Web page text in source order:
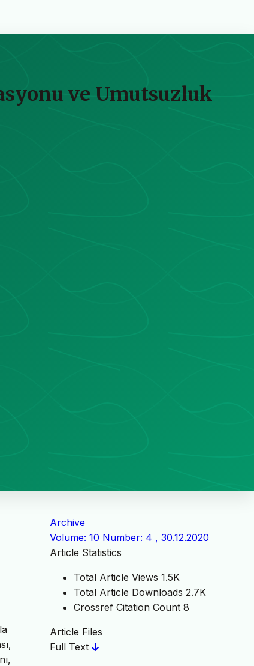
ve Umutsuzluk
Archive
Volume: 10 Number: 4 , 30.12.2020
Article Statistics
Total Article Views 1.5K
Total Article Downloads 2.7K
Crossref Citation Count 8
Article Files
Full Text